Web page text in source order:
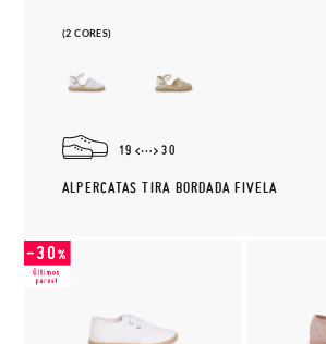
(2 CORES)
19 30
ALPERCATAS TIRA BORDADA FIVELA